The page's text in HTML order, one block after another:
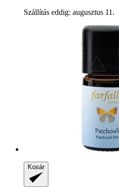
Szállítás eddig: augusztus 11.
Kosár